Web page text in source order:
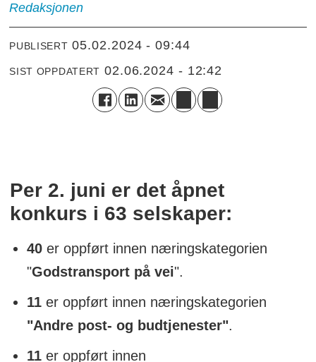
Redaksjonen
PUBLISERT 05.02.2024 - 09:44
SIST OPPDATERT 02.06.2024 - 12:42
Per 2. juni er det åpnet
konkurs i 63 selskaper:
40er oppført innen næringskategorien
"Godstransport på vei".
11er oppført innen næringskategorien
"Andre post- og budtjenester".
11er oppført innen